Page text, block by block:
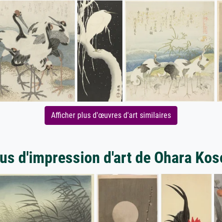
Afficher plus d'œuvres d'art similaires
d'impression d'art de Ohara